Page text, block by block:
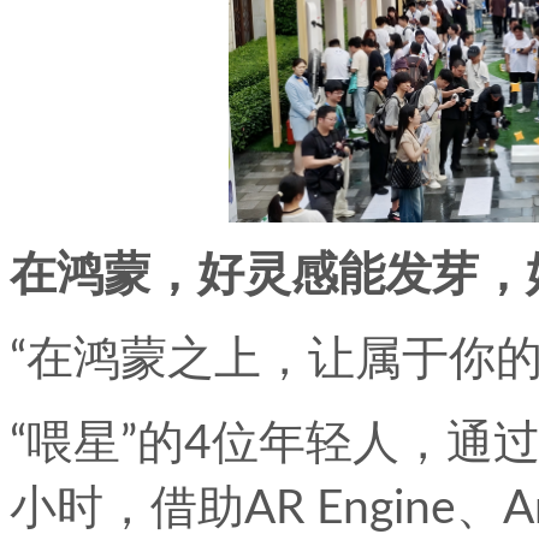
在鸿蒙，好灵感能发芽
“在鸿蒙之上，让属于你
“喂星”的4位年轻人，通
小时，借助AR Engine、